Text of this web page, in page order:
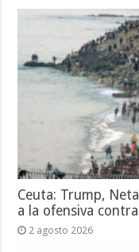
Ceuta: Trump,
a la ofensiva
2 agosto 2026